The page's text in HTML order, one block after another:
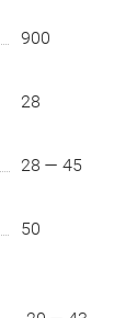
900
28
28 — 45
50